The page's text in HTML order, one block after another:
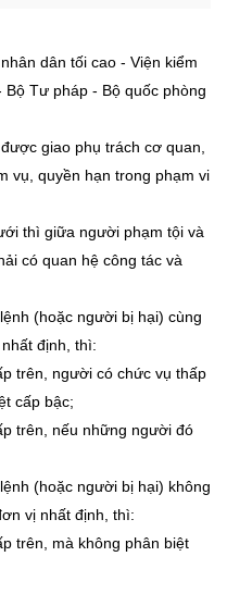
dân tối cao - Viện kiểm
Tư pháp - Bộ quốc phòng
giao phụ trách cơ quan,
vụ, quyền hạn trong phạm vi
thì giữa người phạm tội và
có quan hệ công tác và
(hoặc người bị hại) cùng
định, thì:
trên, người có chức vụ thấp
cấp bậc;
trên, nếu những người đó
(hoặc người bị hại) không
vị nhất định, thì:
trên, mà không phân biệt